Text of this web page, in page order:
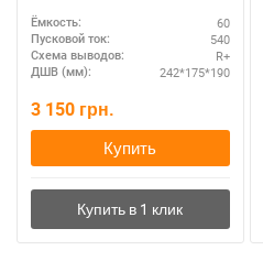
Ёмкость: 60
Пусковой ток: 540
Схема выводов: R+
ДШВ (мм): 242*175*190
3 150 грн.
Купить